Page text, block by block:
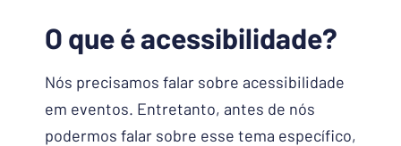
O que é acessibilidade?
Nós precisamos falar sobre acessibilidade
em eventos. Entretanto, antes de nós
podermos falar sobre esse tema específico,